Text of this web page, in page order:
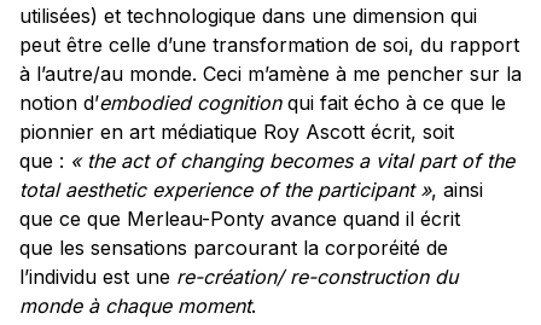
utilisées) et technologique dans une dimension qui
peut être celle d’une transformation de soi, du rapport
à l’autre/au monde. Ceci m’amène à me pencher sur la
notion d’embodied cognition qui fait écho à ce que le
pionnier en art médiatique Roy Ascott écrit, soit
que : « the act of changing becomes a vital part of the
total aesthetic experience of the participant », ainsi
que ce que Merleau-Ponty avance quand il écrit
que les sensations parcourant la corporéité de
l’individu est une re-création/ re-construction du
monde à chaque moment.